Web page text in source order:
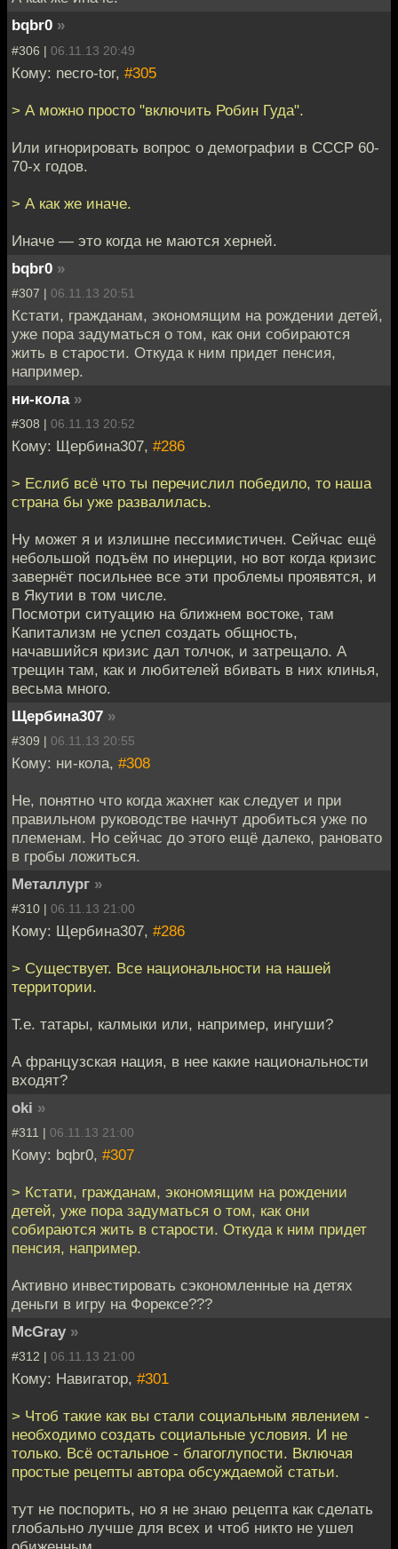
bqbr0 »
#306 | 06.11.13 20:49
Кому: necro-tor, #305
> А можно просто "включить Робин Гуда".
Или игнорировать вопрос о демографии в СССР 60-
70-х годов.
> А как же иначе.
Иначе — это когда не маются херней.
bqbr0 »
#307 | 06.11.13 20:51
Кстати, гражданам, экономящим на рождении детей,
уже пора задуматься о том, как они собираются
жить в старости. Откуда к ним придет пенсия,
например.
ни-кола »
#308 | 06.11.13 20:52
Кому: Щербина307, #286
> Еслиб всё что ты перечислил победило, то наша
страна бы уже развалилась.
Ну может я и излишне пессимистичен. Сейчас ещё
небольшой подъём по инерции, но вот когда кризис
завернёт посильнее все эти проблемы проявятся, и
в Якутии в том числе.
Посмотри ситуацию на ближнем востоке, там
Капитализм не успел создать общность,
начавшийся кризис дал толчок, и затрещало. А
трещин там, как и любителей вбивать в них клинья,
весьма много.
Щербина307 »
#309 | 06.11.13 20:55
Кому: ни-кола, #308
Не, понятно что когда жахнет как следует и при
правильном руководстве начнут дробиться уже по
племенам. Но сейчас до этого ещё далеко, рановато
в гробы ложиться.
Металлург »
#310 | 06.11.13 21:00
Кому: Щербина307, #286
> Существует. Все национальности на нашей
территории.
Т.е. татары, калмыки или, например, ингуши?
А французская нация, в нее какие национальности
входят?
oki »
#311 | 06.11.13 21:00
Кому: bqbr0, #307
> Кстати, гражданам, экономящим на рождении
детей, уже пора задуматься о том, как они
собираются жить в старости. Откуда к ним придет
пенсия, например.
Активно инвестировать сэкономленные на детях
деньги в игру на Форексе???
McGray »
#312 | 06.11.13 21:00
Кому: Навигатор, #301
> Чтоб такие как вы стали социальным явлением -
необходимо создать социальные условия. И не
только. Всё остальное - благоглупости. Включая
простые рецепты автора обсуждаемой статьи.
тут не поспорить, но я не знаю рецепта как сделать
глобально лучше для всех и чтоб никто не ушел